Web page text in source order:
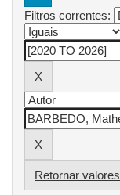
Filtros correntes:
Retornar valores